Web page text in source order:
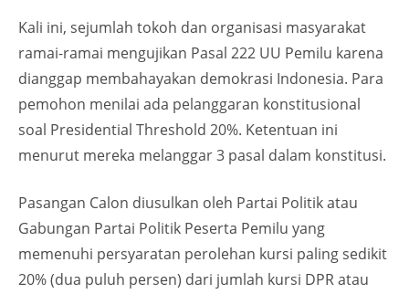
Kali ini, sejumlah tokoh dan organisasi masyarakat
ramai-ramai mengujikan Pasal 222 UU Pemilu karena
dianggap membahayakan demokrasi Indonesia. Para
pemohon menilai ada pelanggaran konstitusional
soal Presidential Threshold 20%. Ketentuan ini
menurut mereka melanggar 3 pasal dalam konstitusi.
Pasangan Calon diusulkan oleh Partai Politik atau
Gabungan Partai Politik Peserta Pemilu yang
memenuhi persyaratan perolehan kursi paling sedikit
20% (dua puluh persen) dari jumlah kursi DPR atau